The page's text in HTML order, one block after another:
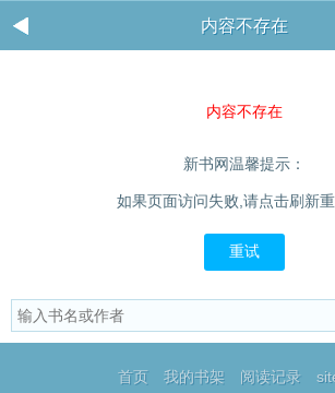
内容不存在
内容不存在
新书网温馨提示：
如果页面访问失败,请点击刷新重
重试
首页 我的书架 阅读记录